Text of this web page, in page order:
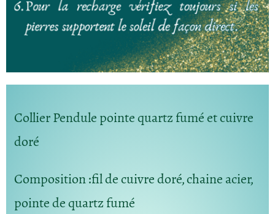
Collier Pendule pointe quartz fumé et cuivre
doré
Composition:fil de cuivre doré, chaine acier,
pointe de quartz fumé